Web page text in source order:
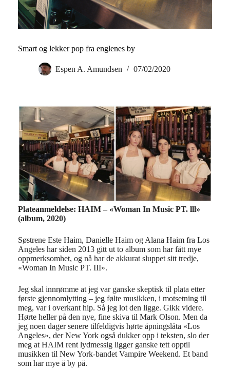
Smart og lekker pop fra englenes by
Espen A. Amundsen 07/02/2020
Plateanmeldelse: HAIM – «Woman In Music PT. lll»
(album, 2020)
Søstrene Este Haim, Danielle Haim og Alana Haim fra Los
Angeles har siden 2013 gitt ut to album som har fått mye
oppmerksomhet, og nå har de akkurat sluppet sitt tredje,
«Woman In Music PT. III».
Jeg skal innrømme at jeg var ganske skeptisk til plata etter
første gjennomlytting – jeg følte musikken, i motsetning til
meg, var i overkant hip. Så jeg lot den ligge. Gikk videre.
Hørte heller på den nye, fine skiva til Mark Olson. Men da
jeg noen dager senere tilfeldigvis hørte åpningslåta «Los
Angeles», der New York også dukker opp i teksten, slo der
meg at HAIM rent lydmessig ligger ganske tett opptil
musikken til New York-bandet Vampire Weekend. Et band
som har mye å by på.